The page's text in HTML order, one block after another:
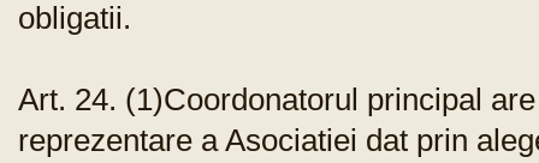
obligatii.
Art. 24. (1)Coordonatorul principal
reprezentare a Asociatiei dat prin